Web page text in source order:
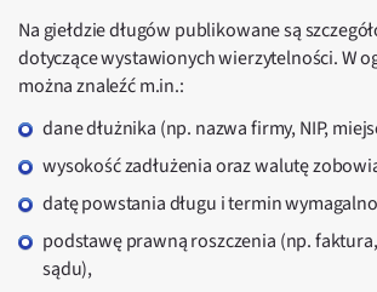
Na giełdzie długów publikowane są
dotyczące wystawionych wierzytelności. W
można znaleźć m.in.:
dane dłużnika (np. nazwa firmy, NIP,
wysokość zadłużenia oraz walutę
datę powstania długu i termin
podstawę prawną roszczenia (np.
sądu),